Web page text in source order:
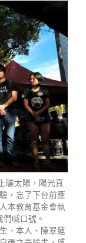
曬太陽，陽光真
，忘了下台前應
本教育基金會執
喊口號。
、本人、陳翠蓮